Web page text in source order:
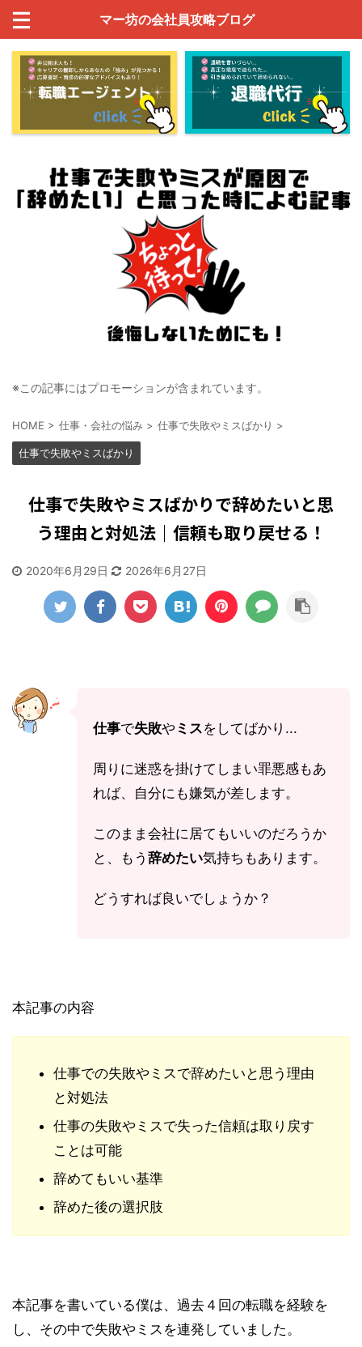
マー坊の会社員攻略ブログ
※この記事にはプロモーションが含まれています。
HOME > 仕事・会社の悩み > 仕事で失敗やミスばかり >
仕事で失敗やミスばかり
仕事で失敗やミスばかりで辞めたいと思
う理由と対処法｜信頼も取り戻せる！
2020年6月29日 2026年6月27日
仕事で失敗や ミスをしてばかり...
周りに迷惑を掛けてしまい罪悪感もあ
れば、自分にも嫌気が差します。
このまま会社に居てもいいのだろうか
と、もう 辞めたい気持ちもあります。
どうすれば良いでしょうか？
本記事の内容
仕事での失敗やミスで辞めたいと思う理由
と対処法
仕事の失敗やミスで失った信頼は取り戻す
ことは可能
辞めてもいい基準
辞めた後の選択肢
本記事を書いている僕は、過去４回の転職を経験を
し、その中で失敗やミスを連発していました。